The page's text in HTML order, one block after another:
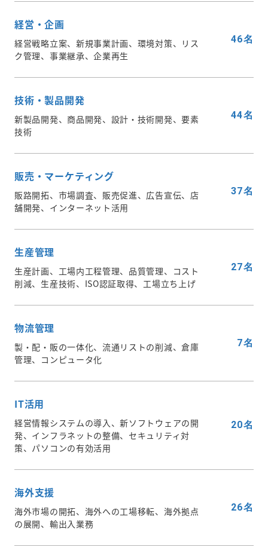
経営・企画
経営戦略立案、新規事業計画、環境対策、リス
ク管理、事業継承、企業再生
46名
技術・製品開発
新製品開発、商品開発、設計・技術開発、要素
技術
44名
販売・マーケティング
販路開拓、市場調査、販売促進、広告宣伝、店
舗開発、インターネット活用
37名
生産管理
生産計画、工場内工程管理、品質管理、コスト
削減、生産技術、ISO認証取得、工場立ち上げ
27名
物流管理
製・配・販の一体化、流通リストの削減、倉庫
管理、コンピュータ化
7名
IT活用
経営情報システムの導入、新ソフトウェアの開
発、インフラネットの整備、セキュリティ対
策、パソコンの有効活用
20名
海外支援
海外市場の開拓、海外への工場移転、海外拠点
の展開、輸出入業務
26名